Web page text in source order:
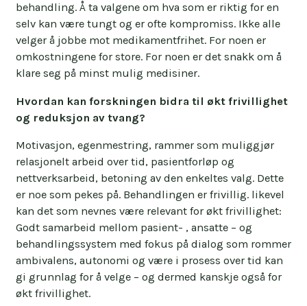
behandling. Å ta valgene om hva som er riktig for en
selv kan være tungt og er ofte kompromiss. Ikke alle
velger å jobbe mot medikamentfrihet. For noen er
omkostningene for store. For noen er det snakk om å
klare seg på minst mulig medisiner.
Hvordan kan forskningen bidra til økt frivillighet
og reduksjon av tvang?
Motivasjon, egenmestring, rammer som muliggjør
relasjonelt arbeid over tid, pasientforløp og
nettverksarbeid, betoning av den enkeltes valg. Dette
er noe som pekes på. Behandlingen er frivillig. likevel
kan det som nevnes være relevant for økt frivillighet:
Godt samarbeid mellom pasient- , ansatte – og
behandlingssystem med fokus på dialog som rommer
ambivalens, autonomi og være i prosess over tid kan
gi grunnlag for å velge – og dermed kanskje også for
økt frivillighet.